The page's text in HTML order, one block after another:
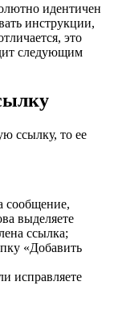
идентичен
инструкции,
это
следующим
ссылку, то ее
сообщение,
выделяете
ссылка;
«Добавить
исправляете